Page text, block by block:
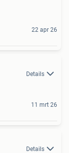
22 apr 26
Details
11 mrt 26
Details